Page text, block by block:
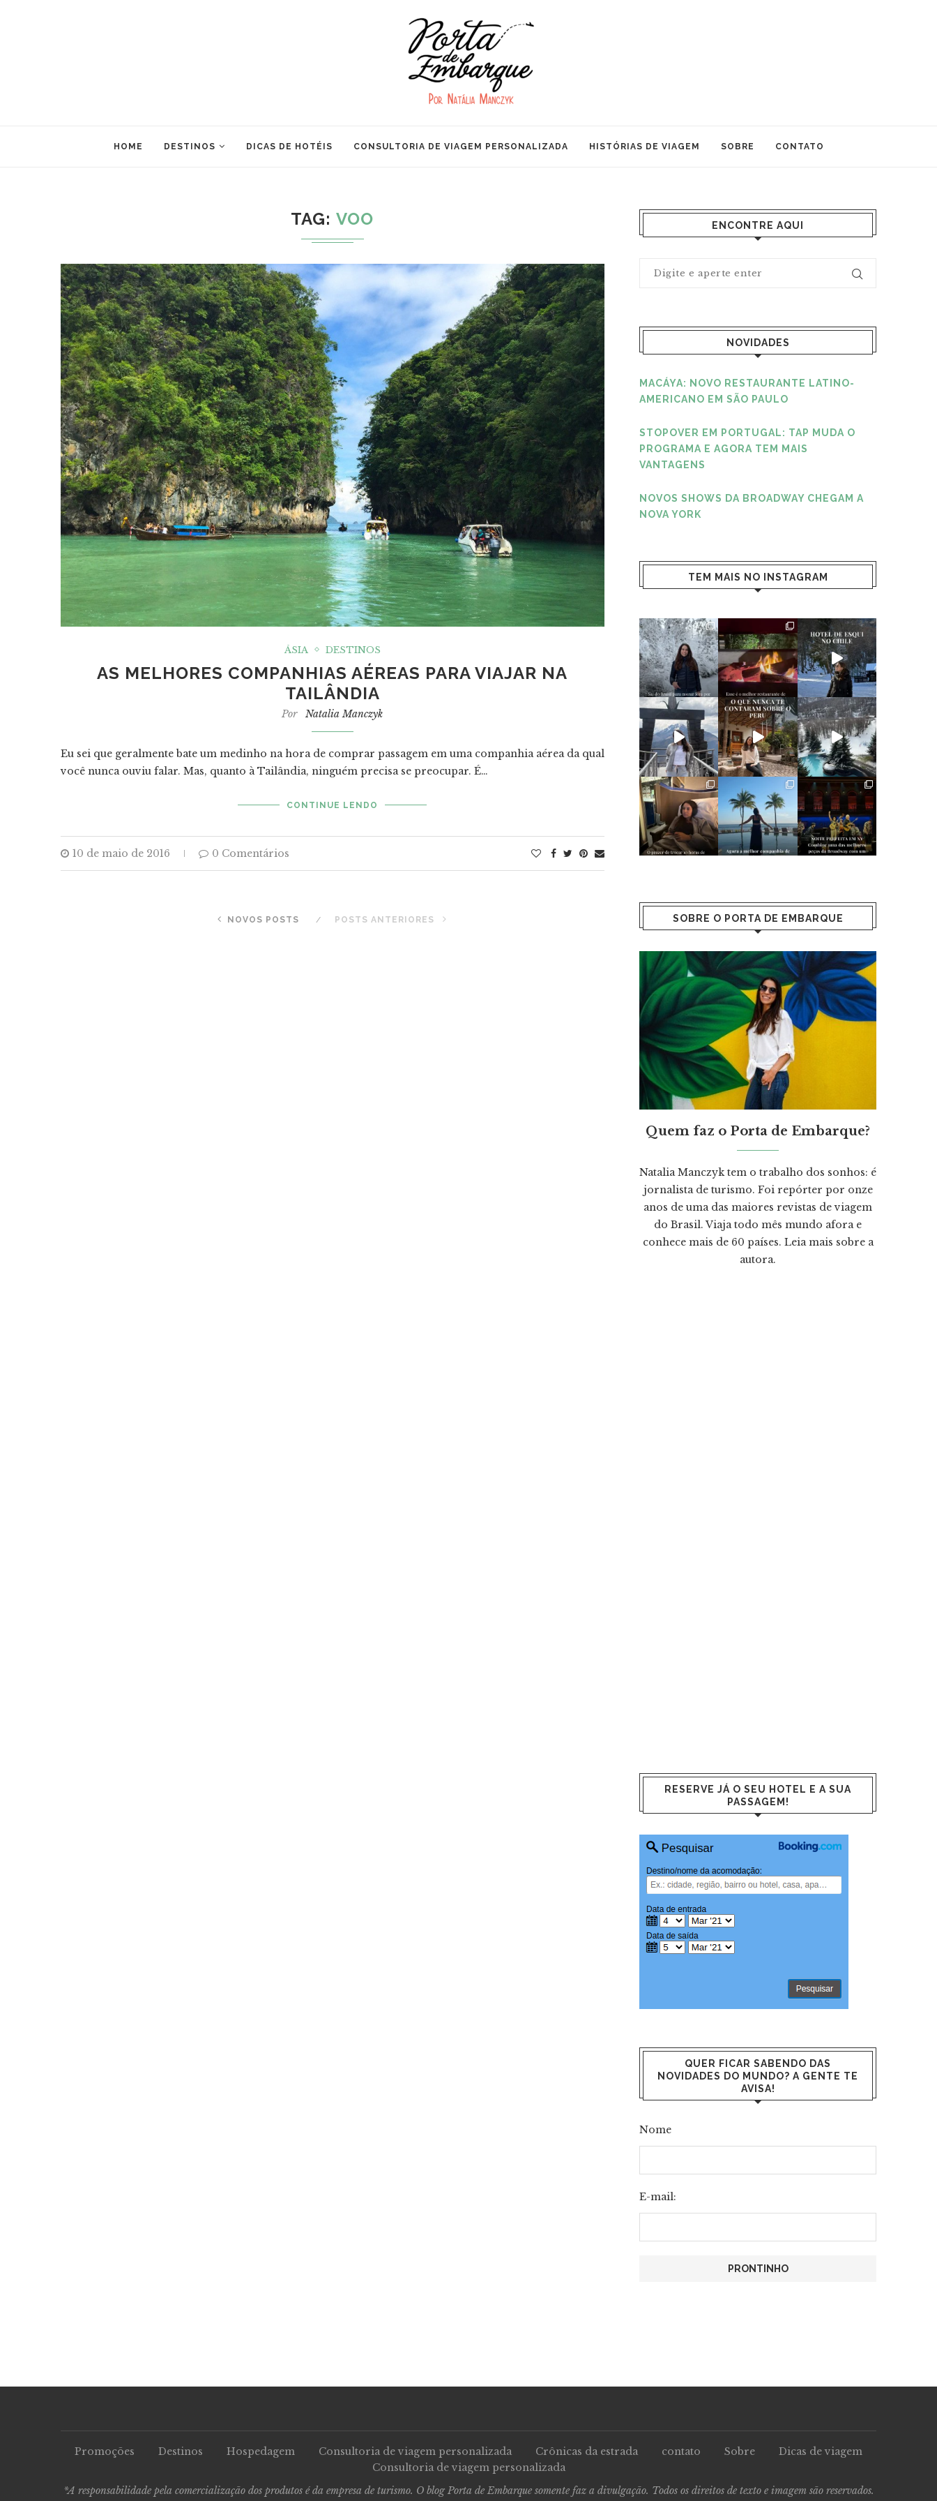
HOME DESTINOS DICAS DE HOTÉIS CONSULTORIA DE VIAGEM PERSONALIZADA HISTÓRIAS DE VIAGEM SOBRE CONTATO
TAG:VOO
ÁSIA DESTINOS
AS MELHORES COMPANHIAS AÉREAS PARA VIAJAR NA
TAILÂNDIA
PorNatalia Manczyk
Eu sei que geralmente bate um medinho na hora de comprar passagem em uma companhia aérea da qual
você nunca ouviu falar. Mas, quanto à Tailândia, ninguém precisa se preocupar. É…
CONTINUE LENDO
10 de maio de 2016 0 Comentários
NOVOS POSTS POSTS ANTERIORES
ENCONTRE AQUI
NOVIDADES
MACÁYA: NOVO RESTAURANTE LATINO-
AMERICANO EM SÃO PAULO
STOPOVER EM PORTUGAL: TAP MUDA O
PROGRAMA E AGORA TEM MAIS
VANTAGENS
NOVOS SHOWS DA BROADWAY CHEGAM A
NOVA YORK
TEM MAIS NO INSTAGRAM
SOBRE O PORTA DE EMBARQUE
Quem faz o Porta de Embarque?
Natalia Manczyk tem o trabalho dos sonhos: é
jornalista de turismo. Foi repórter por onze
anos de uma das maiores revistas de viagem
do Brasil. Viaja todo mês mundo afora e
conhece mais de 60 países. Leia mais sobre a
autora.
RESERVE JÁ O SEU HOTEL E A SUA
PASSAGEM!
QUER FICAR SABENDO DAS
NOVIDADES DO MUNDO? A GENTE TE
AVISA!
Nome
E-mail:
Promoções Destinos Hospedagem Consultoria de viagem personalizada Crônicas da estrada contato Sobre
Dicas de viagem
Consultoria de viagem personalizada
*A responsabilidade pela comercialização dos produtos é da empresa de turismo. O blog Porta de Embarque somente faz a divulgação. Todos os direitos de texto e imagem são reservados.